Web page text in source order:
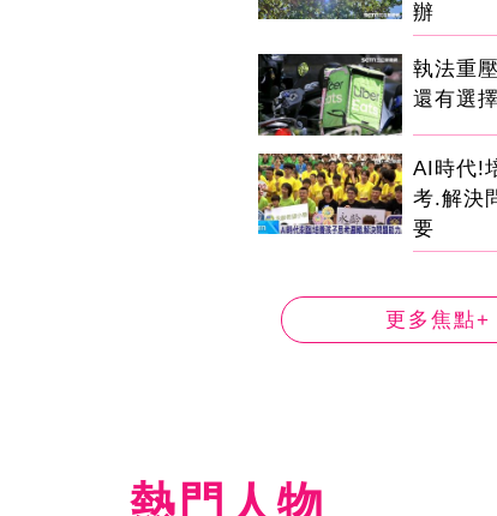
辦
執法重
還有選
AI時代!
考.解決
要
更多焦點+
熱門人物